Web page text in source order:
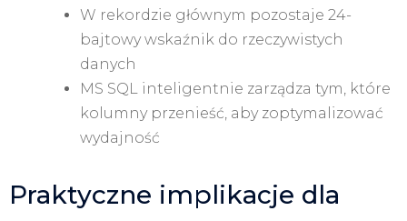
W rekordzie głównym pozostaje 24-
bajtowy wskaźnik do rzeczywistych
danych
MS SQL inteligentnie zarządza tym, które
kolumny przenieść, aby zoptymalizować
wydajność
Praktyczne implikacje dla